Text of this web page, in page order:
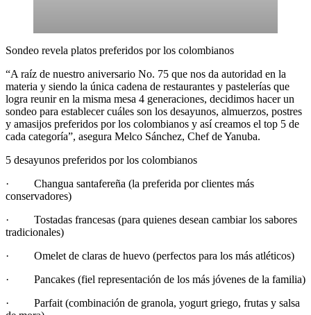
Sondeo revela platos preferidos por los colombianos
“A raíz de nuestro aniversario No. 75 que nos da autoridad en la
materia y siendo la única cadena de restaurantes y pastelerías que
logra reunir en la misma mesa 4 generaciones, decidimos hacer un
sondeo para establecer cuáles son los desayunos, almuerzos, postres
y amasijos preferidos por los colombianos y así creamos el top 5 de
cada categoría”, asegura Melco Sánchez, Chef de Yanuba.
5 desayunos preferidos por los colombianos
· Changua santafereña (la preferida por clientes más
conservadores)
· Tostadas francesas (para quienes desean cambiar los sabores
tradicionales)
· Omelet de claras de huevo (perfectos para los más atléticos)
· Pancakes (fiel representación de los más jóvenes de la familia)
· Parfait (combinación de granola, yogurt griego, frutas y salsa